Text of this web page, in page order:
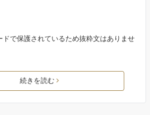
ドで保護されているため抜粋文はありませ
続きを読む